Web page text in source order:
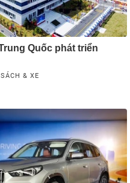
Quốc phát triển
SÁCH & XE